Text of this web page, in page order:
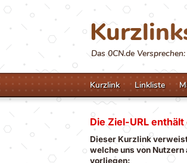
Das 0CN.de
Kurzlink Linkliste
Die Ziel-URL
Dieser Kurzlink
welche uns von
vorliegen: